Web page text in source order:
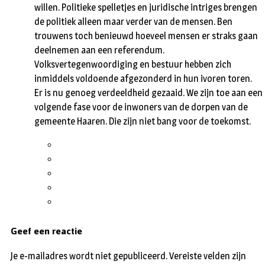
willen. Politieke spelletjes en juridische intriges brengen
de politiek alleen maar verder van de mensen. Ben
trouwens toch benieuwd hoeveel mensen er straks gaan
deelnemen aan een referendum.
Volksvertegenwoordiging en bestuur hebben zich
inmiddels voldoende afgezonderd in hun ivoren toren.
Er is nu genoeg verdeeldheid gezaaid. We zijn toe aan een
volgende fase voor de inwoners van de dorpen van de
gemeente Haaren. Die zijn niet bang voor de toekomst.
Geef een reactie
Je e-mailadres wordt niet gepubliceerd.Vereiste velden zijn